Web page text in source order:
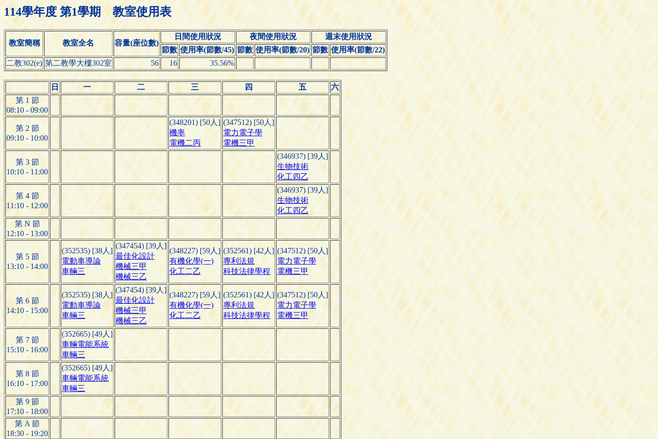
114學年度 第1學期 教室使用表
教室簡稱 教室全名 容量(座位數)
日間使用狀況 夜間使用狀況
週末使用狀況
節數 使用率(節數/45) 節數 使用率(節數/20) 節數 使用率(節數/22)
二教302(e) 第二教學大樓302室 56 16 35.56%
日 一 二 三 四 五
六
第 1 節
08:10 - 09:00
第 2 節
09:10 - 10:00
(348201) [50人]
機率
電機二丙
(347512) [50人]
電力電子學
電機三甲
第 3 節
10:10 - 11:00
(346937) [39人]
生物技術
化工四乙
第 4 節
11:10 - 12:00
(346937) [39人]
生物技術
化工四乙
第 N 節
12:10 - 13:00
第 5 節
13:10 - 14:00
(352535) [38人]
電動車導論
車輛三
(347454) [39人]
最佳化設計
機械三甲
機械三乙
(348227) [59人]
有機化學(一)
化工二乙
(352561) [42人]
專利法規
科技法律學程
(347512) [50人]
電力電子學
電機三甲
第 6 節
14:10 - 15:00
(352535) [38人]
電動車導論
車輛三
(347454) [39人]
最佳化設計
機械三甲
機械三乙
(348227) [59人]
有機化學(一)
化工二乙
(352561) [42人]
專利法規
科技法律學程
(347512) [50人]
電力電子學
電機三甲
第 7 節
15:10 - 16:00
(352665) [49人]
車輛電能系統
車輛三
第 8 節
16:10 - 17:00
(352665) [49人]
車輛電能系統
車輛三
第 9 節
17:10 - 18:00
第 A 節
18:30 - 19:20